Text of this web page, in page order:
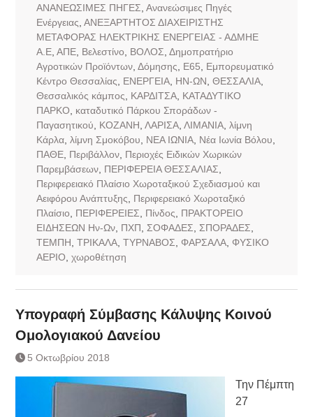
ΑΝΑΝΕΩΣΙΜΕΣ ΠΗΓΕΣ Ανανεώσιμες Πηγές
Ενέργειας ΑΝΕΞΑΡΤΗΤΟΣ ΔΙΑΧΕΙΡΙΣΤΗΣ
ΜΕΤΑΦΟΡΑΣ ΗΛΕΚΤΡΙΚΗΣ ΕΝΕΡΓΕΙΑΣ - ΑΔΜΗΕ
Α.Ε, ΑΠΕ, Βελεστίνο ΒΟΛΟΣ Δημοπρατήριο
Αγροτικών Προϊόντων, Δόμησης Ε65
Εμπορευματικό
Κέντρο Θεσσαλίας
ΕΝΕΡΓΕΙΑ, ΗΝ-ΩΝ ΘΕΣΣΑΛΙΑ,
Θεσσαλικός κάμπος
ΚΑΡΔΙΤΣΑ, ΚΑΤΑΔΥΤΙΚΟ
ΠΑΡΚΟ
καταδυτικό Πάρκου Σποράδων -
Παγασητικού
ΚΟΖΑΝΗ ΛΑΡΙΣΑ, ΛΙΜΑΝΙΑ, λίμνη
Κάρλα, λίμνη Σμοκόβου ΝΕΑ ΙΩΝΙΑ, Νέα Ιωνία Βόλου
ΠΑΘΕ, Περιβάλλον, Περιοχές Ειδικών Χωρικών
Παρεμβάσεων, ΠΕΡΙΦΕΡΕΙΑ ΘΕΣΣΑΛΙΑΣ
Περιφερειακό Πλαίσιο Χωροταξικού Σχεδιασμού και
Αειφόρου Ανάπτυξης
Περιφερειακό Χωροταξικό
Πλαίσιο
ΠΕΡΙΦΕΡΕΙΕΣ Πίνδος
ΠΡΑΚΤΟΡΕΙΟ
ΕΙΔΗΣΕΩΝ Ην-Ων, ΠΧΠ ΣΟΦΑΔΕΣ ΣΠΟΡΑΔΕΣ
ΤΕΜΠΗ ΤΡΙΚΑΛΑ, ΤΥΡΝΑΒΟΣ ΦΑΡΣΑΛΑ, ΦΥΣΙΚΟ
ΑΕΡΙΟ χωροθέτηση
Υπογραφή Σύμβασης Κάλυψης Κοινού
Ομολογιακού Δανείου
5 Οκτωβρίου 2018
Την Πέμπτη
27